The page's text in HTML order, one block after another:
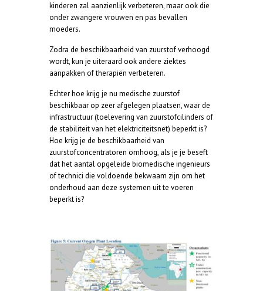
kinderen zal aanzienlijk verbeteren, maar ook die
onder zwangere vrouwen en pas bevallen
moeders.
Zodra de beschikbaarheid van zuurstof verhoogd
wordt, kun je uiteraard ook andere ziektes
aanpakken of therapiën verbeteren.
Echter hoe krijg je nu medische zuurstof
beschikbaar op zeer afgelegen plaatsen, waar de
infrastructuur (toelevering van zuurstofcilinders of
de stabiliteit van het elektriciteitsnet) beperkt is?
Hoe krijg je de beschikbaarheid van
zuurstofconcentratoren omhoog, als je je beseft
dat het aantal opgeleide biomedische ingenieurs
of technici die voldoende bekwaam zijn om het
onderhoud aan deze systemen uit te voeren
beperkt is?